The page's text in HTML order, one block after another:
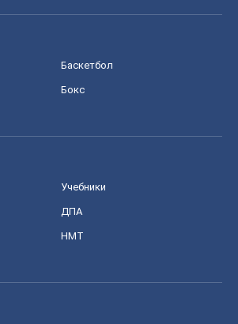
Баскетбол
Бокс
Учебники
ДПА
НМТ